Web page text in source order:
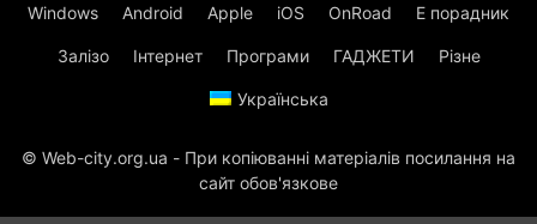
Windows Android Apple iOS OnRoad Е порадник
Залізо Інтернет Програми ГАДЖЕТИ Різне
Українська
© Web-city.org.ua - При копіюванні матеріалів посилання на
сайт обов'язкове